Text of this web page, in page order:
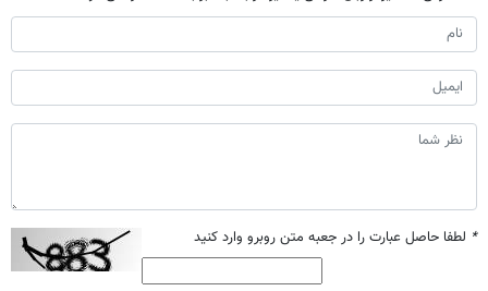
* لطفا حاصل عبارت را در جعبه متن روبرو وارد کنید